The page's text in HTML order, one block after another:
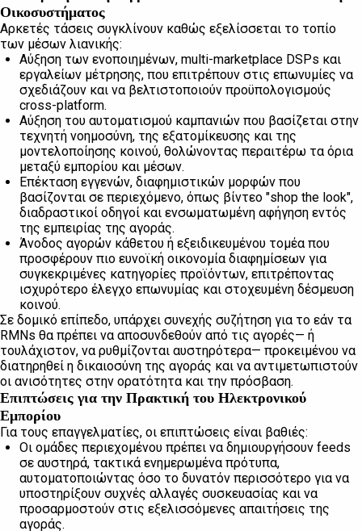
Οικοσυστήματος
Αρκετές τάσεις συγκλίνουν καθώς εξελίσσεται το τοπίο
των μέσων λιανικής:
Αύξηση των ενοποιημένων, multi-marketplace DSPs και
εργαλείων μέτρησης, που επιτρέπουν στις επωνυμίες να
σχεδιάζουν και να βελτιστοποιούν προϋπολογισμούς
cross-platform.
Αύξηση του αυτοματισμού καμπανιών που βασίζεται στην
τεχνητή νοημοσύνη, της εξατομίκευσης και της
μοντελοποίησης κοινού, θολώνοντας περαιτέρω τα όρια
μεταξύ εμπορίου και μέσων.
Επέκταση εγγενών, διαφημιστικών μορφών που
βασίζονται σε περιεχόμενο, όπως βίντεο "shop the look",
διαδραστικοί οδηγοί και ενσωματωμένη αφήγηση εντός
της εμπειρίας της αγοράς.
Άνοδος αγορών κάθετου ή εξειδικευμένου τομέα που
προσφέρουν πιο ευνοϊκή οικονομία διαφημίσεων για
συγκεκριμένες κατηγορίες προϊόντων, επιτρέποντας
ισχυρότερο έλεγχο επωνυμίας και στοχευμένη δέσμευση
κοινού.
Σε δομικό επίπεδο, υπάρχει συνεχής συζήτηση για το εάν τα
RMNs θα πρέπει να αποσυνδεθούν από τις αγορές— ή
τουλάχιστον, να ρυθμίζονται αυστηρότερα— προκειμένου να
διατηρηθεί η δικαιοσύνη της αγοράς και να αντιμετωπιστούν
οι ανισότητες στην ορατότητα και την πρόσβαση.
Επιπτώσεις για την Πρακτική του Ηλεκτρονικού
Εμπορίου
Για τους επαγγελματίες, οι επιπτώσεις είναι βαθιές:
Οι ομάδες περιεχομένου πρέπει να δημιουργήσουν feeds
σε αυστηρά, τακτικά ενημερωμένα πρότυπα,
αυτοματοποιώντας όσο το δυνατόν περισσότερο για να
υποστηρίξουν συχνές αλλαγές συσκευασίας και να
προσαρμοστούν στις εξελισσόμενες απαιτήσεις της
αγοράς.